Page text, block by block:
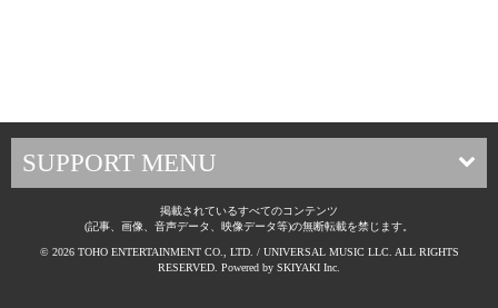
SUPPORT MENU
掲載されているすべてのコンテンツ
(記事、画像、音声データ、映像データ等)の無断転載を禁じます。
© 2026 TOHO ENTERTAINMENT CO., LTD. / UNIVERSAL MUSIC LLC. ALL RIGHTS
RESERVED. Powered by SKIYAKI Inc.